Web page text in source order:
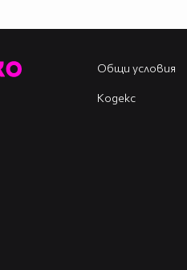
Общи условия
Кодекс